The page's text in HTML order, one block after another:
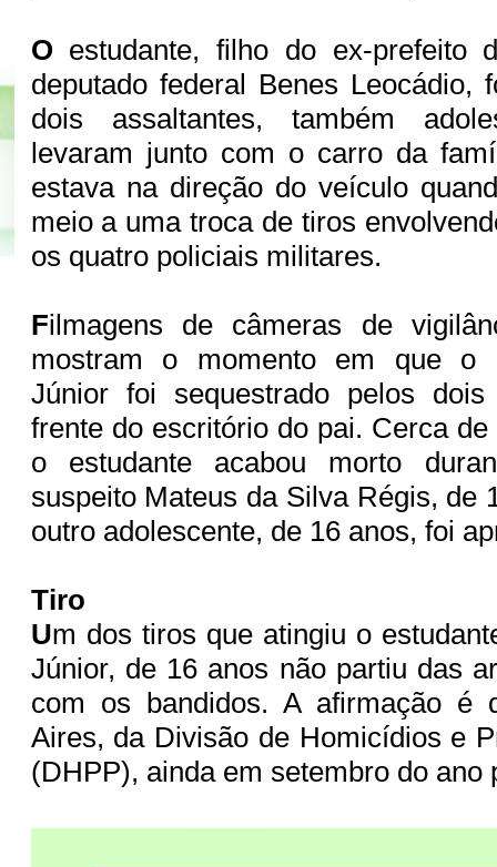
O estudante, filho do ex-prefeito
deputado federal Benes Leocádio,
dois assaltantes, também
levaram junto com o carro da
estava na direção do veículo
meio a uma troca de tiros
os quatro policiais militares.
Filmagens de câmeras de
mostram o momento em que o
Júnior foi sequestrado pelos dois
frente do escritório do pai. Cerca
o estudante acabou morto
suspeito Mateus da Silva Régis, de
outro adolescente, de 16 anos, foi
Tiro
Um dos tiros que atingiu o
Júnior, de 16 anos não partiu das
com os bandidos. A afirmação é
Aires, da Divisão de Homicídios e
(DHPP), ainda em setembro do ano